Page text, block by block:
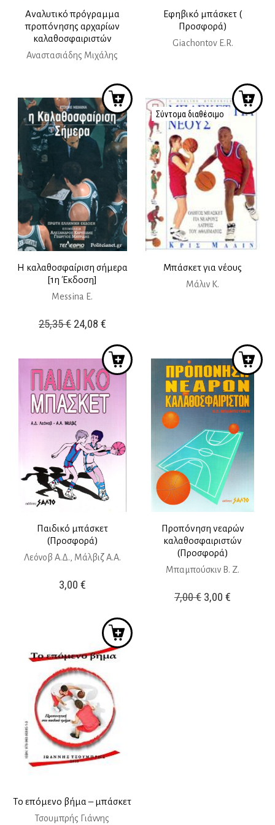
Αναλυτικό πρόγραμμα
προπόνησης αρχαρίων
καλαθοσφαιριστών
Αναστασιάδης Μιχάλης
Εφηβικό μπάσκετ (
Προσφορά)
Giachontov E.R.
Η καλαθοσφαίριση σήμερα
[1η Έκδοση]
Messina E.
25,35€ Original
was:
25,35 €.
24,08 €Η
τιμή
είναι:
24,08 €.
Σύντομα διαθέσιμο
Μπάσκετ για νέους
Μάλιν Κ.
Παιδικό μπάσκετ
(Προσφορά)
Λεόνοβ Α.Δ., Μάλβιζ Α.Α.
3,00 €
Προπόνηση νεαρών
καλαθοσφαιριστών
(Προσφορά)
Μπαμπούσκιν Β. Ζ.
7,00€ Original
3,00€
Το επόμενο βήμα – μπάσκετ
Τσουμπρής Γιάννης